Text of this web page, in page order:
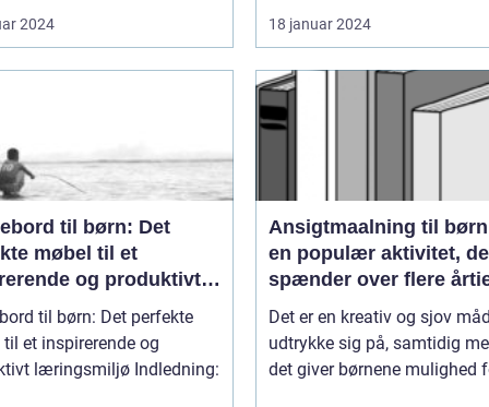
2024 18 januar 2024
til børn: Det
møbel til et
og produktivt
til børn: Det perfekte
et inspirerende og
læringsmiljø Indledning:
Ansigtmaalning til
en populær aktivitet,
spænder over flere
Det er en kreativ og sjov
udtrykke sig på, samtidig
det giver børnene mulighed